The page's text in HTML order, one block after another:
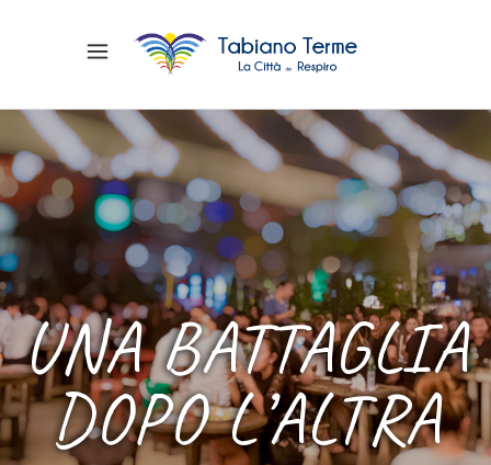
UNA BATTAGLIA
DOPO L’ALTRA